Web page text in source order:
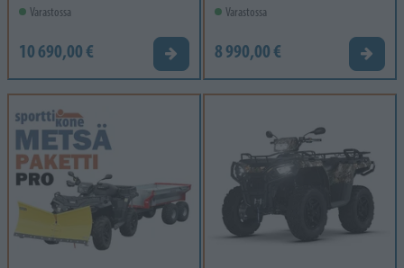
Varastossa
10 690,00 € Tarjouspyyntö
Varastossa
8 990,00 €